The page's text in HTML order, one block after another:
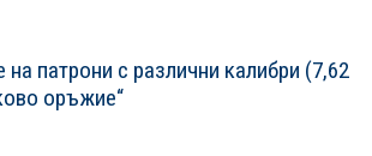
патрони с различни калибри (7,62
оръжие“